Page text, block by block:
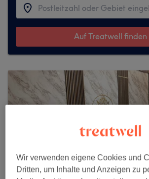
Auf Treatwell finden
Wir verwenden eigene Cookies und
Dritten, um Inhalte und Anzeigen zu